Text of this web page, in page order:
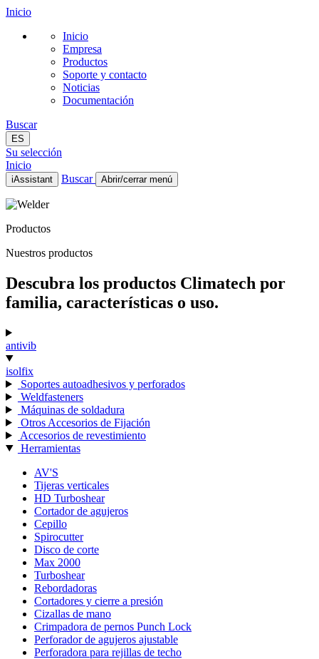
Inicio
Inicio
Empresa
Productos
Soporte y contacto
Noticias
Documentación
Buscar
ES
Su selección
Inicio
iAssistant Buscar Abrir/cerrar menú
Inicio
Productos
Noticias
ES
Productos
Nuestros productos
Descubra los productos Climatech por
familia, características o uso.
antivib
isolfix
Soportes autoadhesivos y perforados
Weldfasteners
Máquinas de soldadura
Otros Accesorios de Fijación
Accesorios de revestimiento
Herramientas
AV'S
Tijeras verticales
HD Turboshear
Cortador de agujeros
Cepillo
Spirocutter
Disco de corte
Max 2000
Turboshear
Rebordadoras
Cortadores y cierre a presión
Cizallas de mano
Crimpadora de pernos Punch Lock
Perforador de agujeros ajustable
Perforadora para rejillas de techo